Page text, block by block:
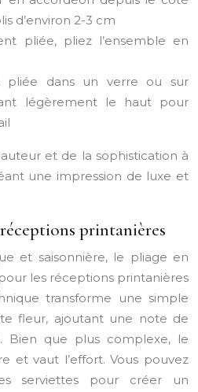
d’environ 2-3 cm
pliée, pliez l’ensemble en
pliée dans un verre ou sur
légèrement le haut pour
et de la sophistication à
une impression de luxe et
printanières
et saisonnière, le pliage en
les réceptions printanières
transforme une simple
fleur, ajoutant une note de
Bien que plus complexe, le
et vaut l’effort. Vous pouvez
serviettes pour créer un